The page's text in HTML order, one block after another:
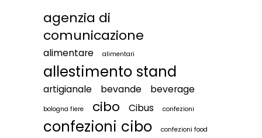
agenzia di
comunicazione
alimentare alimentari
allestimento stand
artigianale bevande beverage
bologna fiere cibo Cibus confezioni
confezioni cibo confezioni food